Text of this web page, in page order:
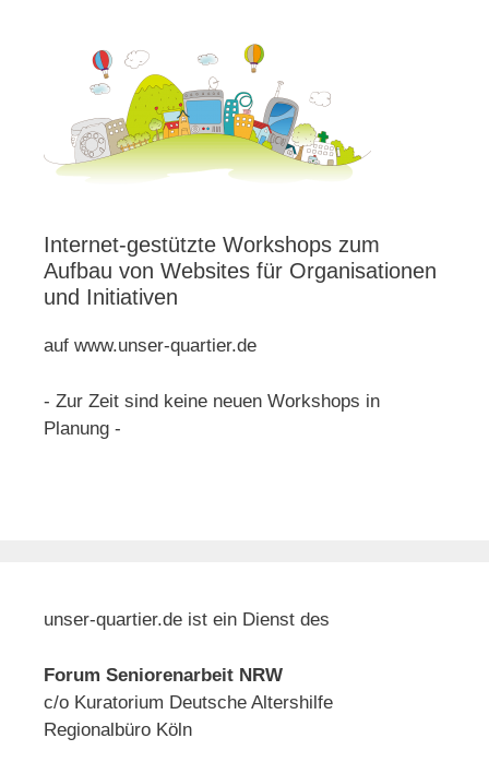
Internet-gestützte Workshops zum
Aufbau von Websites für Organisationen
und Initiativen
auf www.unser-quartier.de
- Zur Zeit sind keine neuen Workshops in
Planung -
unser-quartier.de ist ein Dienst des
Forum Seniorenarbeit NRW
c/o Kuratorium Deutsche Altershilfe
Regionalbüro Köln